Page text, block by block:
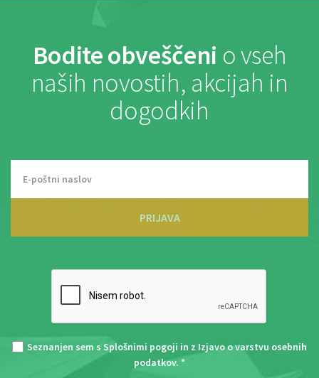
Bodite obveščeni o vseh
naših novostih, akcijah in
dogodkih
PRIJAVA
Seznanjen sem s Splošnimi pogoji in z Izjavo o varstvu osebnih
podatkov. *